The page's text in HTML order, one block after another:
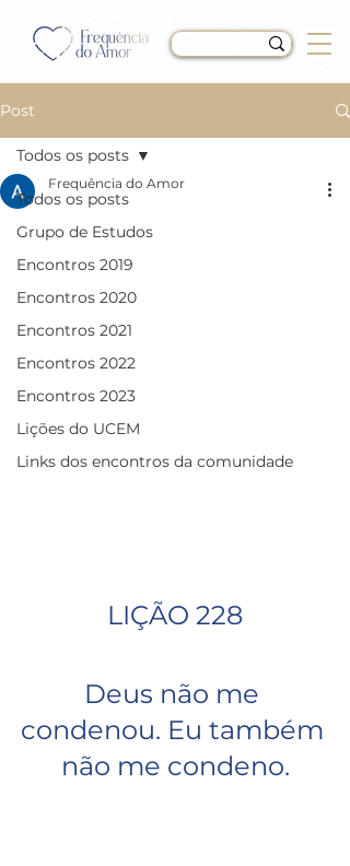
Post
Todos os posts
Grupo de Estudos
Encontros 2019
Encontros 2020
Encontros 2021
Encontros 2022
Encontros 2023
Lições do UCEM
Links dos encontros da comunidade
Todos os posts
LIÇÃO 228 do Livro de
Exercícios de “Um Curso
em Milagres” (UCEM)
Frequência do Amor
LIÇÃO 228
Deus não me
condenou. Eu também
não me condeno.